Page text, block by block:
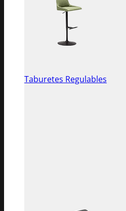
Taburetes Regulables